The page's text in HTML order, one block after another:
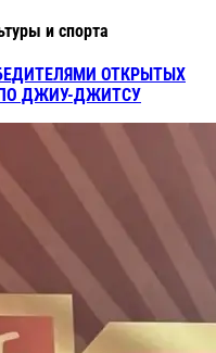
и спорта
ОТКРЫТЫХ
ДЖИУ-ДЖИТСУ